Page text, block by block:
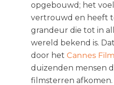
opgebouwd; het
vertrouwd en heeft
grandeur die tot in
wereld bekend is.
door het Cannes
duizenden mensen
filmsterren afkomen.